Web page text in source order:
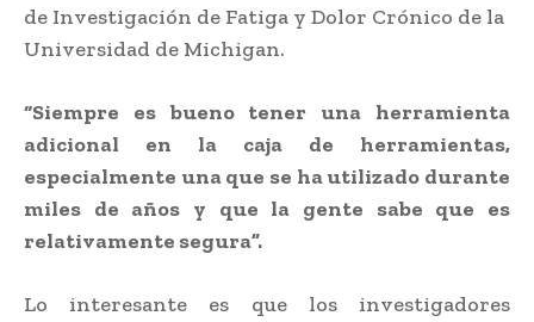
de Investigación de Fatiga y Dolor Crónico de la
Universidad de Michigan.
“Siempre es bueno tener una herramienta
adicional en la caja de herramientas,
especialmente una que se ha utilizado durante
miles de años y que la gente sabe que es
relativamente segura”.
Lo interesante es que los investigadores